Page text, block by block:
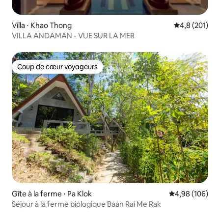
Villa ⋅ Khao Thong Évaluation
4,8 (201)
VILLA ANDAMAN - VUE SUR LA MER
Coup de cœur voyageurs
Coup de cœur voyageurs
Gîte à la ferme ⋅ Pa Klok Évaluation
4,98 (106)
Séjour à la ferme biologique Baan Rai Me Rak